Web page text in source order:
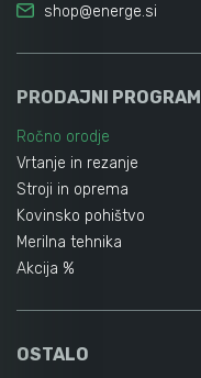
shop@energe.si
PRODAJNI PROGRAM
Ročno orodje
Vrtanje in rezanje
Stroji in oprema
Kovinsko pohištvo
Merilna tehnika
Akcija %
OSTALO